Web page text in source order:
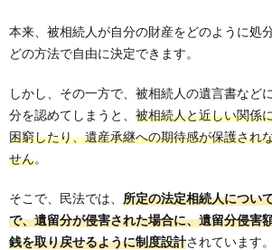
本来、被相続人が自分の財産をどのように処
どの方法で自由に決定できます。
しかし、その一方で、被相続人の遺言書など
分を認めてしまうと、 被相続人と近しい関係
困窮したり、遺産承継への期待感が保護され
せん。
そこで、民法では、 所定の法定相続人につい
で、遺留分が侵害された場合に、遺留分侵害
銭を取り戻せるように制度設計されています。